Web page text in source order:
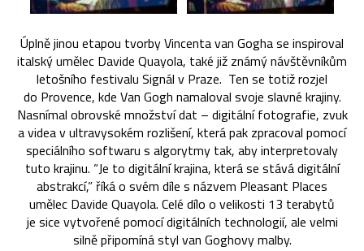
Úplně jinou etapou tvorby Vincenta van Gogha se inspiroval
italský umělec Davide Quayola, také již známý návštěvníkům
letošního festivalu Signál v Praze. Ten se totiž rozjel
do Provence, kde Van Gogh namaloval svoje slavné krajiny.
Nasnímal obrovské množství dat – digitální fotografie, zvuk
a videa v ultravysokém rozlišení, která pak zpracoval pomocí
speciálního softwaru s algorytmy tak, aby interpretovaly
tuto krajinu. “Je to digitální krajina, která se stává digitální
abstrakcí,” říká o svém díle s názvem Pleasant Places
umělec Davide Quayola. Celé dílo o velikosti 13 terabytů
je sice vytvořené pomocí digitálních technologií, ale velmi
silně připomíná styl van Goghovy malby.